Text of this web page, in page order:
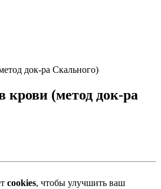
док-ра Скального)
(метод док-ра
cookies, чтобы улучшить ваш